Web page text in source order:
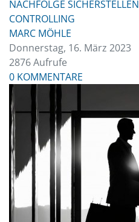
NACHFOLGE SICHERSTELLEN
CONTROLLING
MARC MÖHLE
Donnerstag, 16. März 2023
2876 Aufrufe
0 KOMMENTARE